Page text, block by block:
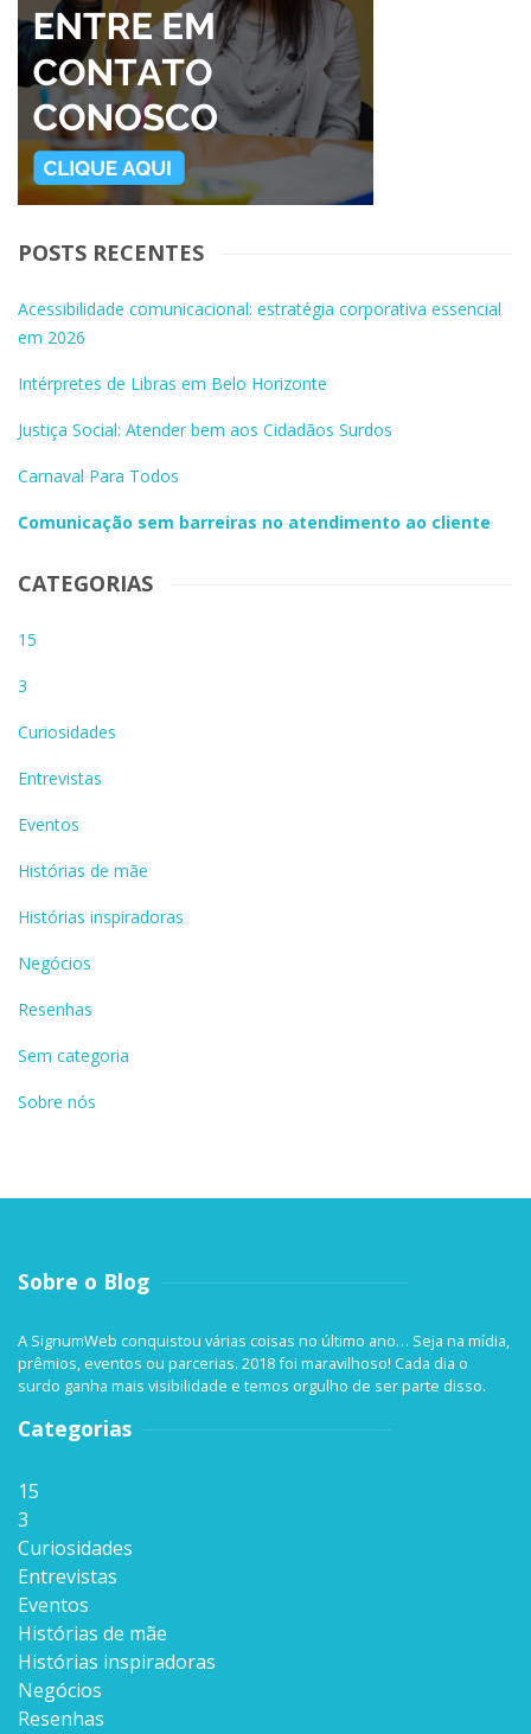
POSTS RECENTES
Acessibilidade comunicacional: estratégia corporativa essencial
em 2026
Intérpretes de Libras em Belo Horizonte
Justiça Social: Atender bem aos Cidadãos Surdos
Carnaval Para Todos
Comunicação sem barreiras no atendimento ao cliente
CATEGORIAS
15
3
Curiosidades
Entrevistas
Eventos
Histórias de mãe
Histórias inspiradoras
Negócios
Resenhas
Sem categoria
Sobre nós
Sobre o Blog
A SignumWeb conquistou várias coisas no último ano… Seja na mídia,
prêmios, eventos ou parcerias. 2018 foi maravilhoso! Cada dia o
surdo ganha mais visibilidade e temos orgulho de ser parte disso.
Categorias
15
3
Curiosidades
Entrevistas
Eventos
Histórias de mãe
Histórias inspiradoras
Negócios
Resenhas